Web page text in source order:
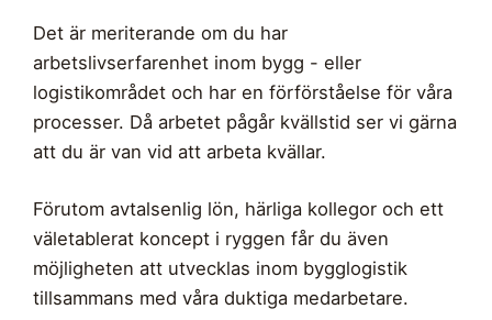
Det är meriterande om du har
arbetslivserfarenhet inom bygg - eller
logistikområdet och har en förförståelse för våra
processer. Då arbetet pågår kvällstid ser vi gärna
att du är van vid att arbeta kvällar.
Förutom avtalsenlig lön, härliga kollegor och ett
väletablerat koncept i ryggen får du även
möjligheten att utvecklas inom bygglogistik
tillsammans med våra duktiga medarbetare.